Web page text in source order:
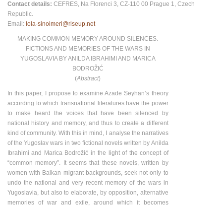
Contact details: CEFRES, Na Florenci 3, CZ-110 00 Prague 1, Czech
Republic.
Email: lola-sinoimeri@riseup.net
MAKING COMMON MEMORY AROUND SILENCES.
FICTIONS AND MEMORIES OF THE WARS IN
YUGOSLAVIA BY ANILDA IBRAHIMI AND MARICA
BODROŽIĆ
(Abstract)
In this paper, I propose to examine Azade Seyhanʼs theory
according to which transnational literatures have the power
to make heard the voices that have been silenced by
national history and memory, and thus to create a different
kind of community. With this in mind, I analyse the narratives
of the Yugoslav wars in two fictional novels written by Anilda
Ibrahimi and Marica Bodrožić in the light of the concept of
“common memory”. It seems that these novels, written by
women with Balkan migrant backgrounds, seek not only to
undo the national and very recent memory of the wars in
Yugoslavia, but also to elaborate, by opposition, alternative
memories of war and exile, around which it becomes